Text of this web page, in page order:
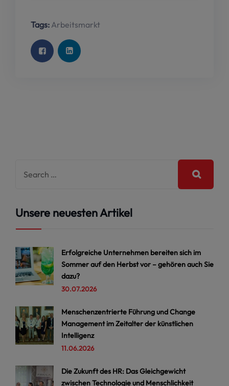
Tags: Arbeitsmarkt
Unsere neuesten Artikel
Erfolgreiche Unternehmen bereiten sich im
Sommer auf den Herbst vor – gehören auch Sie
dazu?
30.07.2026
Menschenzentrierte Führung und Change
Management im Zeitalter der künstlichen
Intelligenz
11.06.2026
Die Zukunft des HR: Das Gleichgewicht
zwischen Technologie und Menschlichkeit